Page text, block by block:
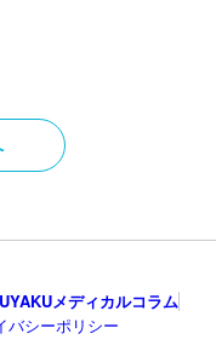
メディカルコラム
バシーポリシー